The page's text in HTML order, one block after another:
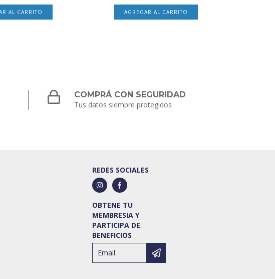
COMPRÁ CON SEGURIDAD
Tus datos siempre protegidos
REDES SOCIALES
OBTENE TU
MEMBRESIA Y
PARTICIPA DE
BENEFICIOS